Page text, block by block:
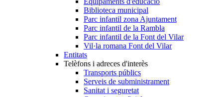
Biblioteca municipal
Parc infantil zona Ajuntament
Parc infantil de la Rambla
Parc infantil de la Font del Vilar
Vil·la romana Font del Vilar
Entitats
Telèfons i adreces d'interès
Transports públics
Serveis de subministrament
Sanitat i seguretat